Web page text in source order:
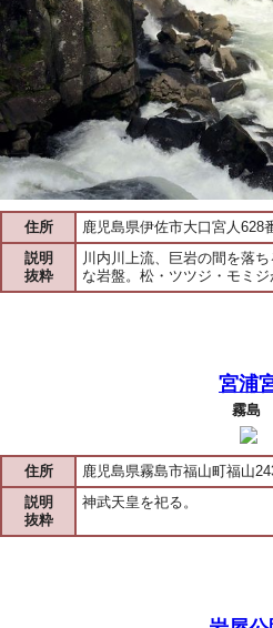
住所
鹿児島県伊佐市大口宮人628
説明
抜粋
川内川上流、巨岩の間を落
な岩盤。松・ツツジ・モミジ
宮浦
霧島
住所
鹿児島県霧島市福山町福山
説明
抜粋
神武天皇を祀る。